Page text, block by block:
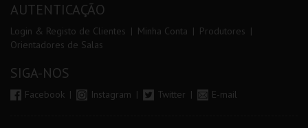
AUTENTICAÇÃO
Login & Registo de Clientes Minha Conta
Produtores
Orientadores de Salas
SIGA-NOS
Facebook Instagram Twitter E-mail